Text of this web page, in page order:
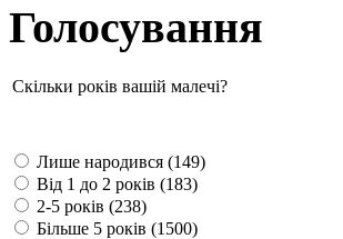
Голосування
Скільки років вашій малечі?
Лише народився (149)
Від 1 до 2 років (183)
2-5 років (238)
Більше 5 років (1500)